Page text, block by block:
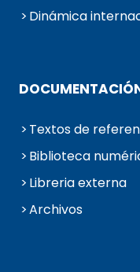
Dinámica
Textos de
Biblioteca
Libreria externa
Archivos